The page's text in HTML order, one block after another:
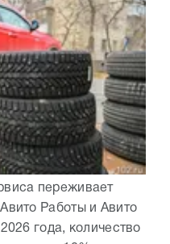
переживает
Работы и Авито
года, количество